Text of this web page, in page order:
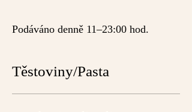
Podáváno denně 11–23:00 hod.
Těstoviny/Pasta